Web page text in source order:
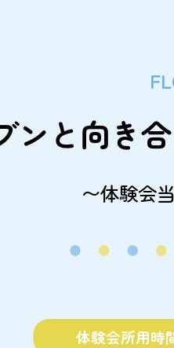
ンと向き合
〜体験会
体験会所用時